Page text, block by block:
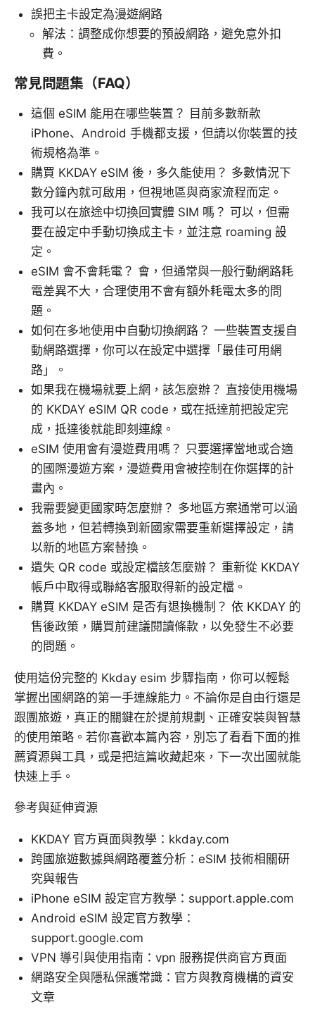
誤把主卡設定為漫遊網路
解法：調整成你想要的預設網路，避免意外扣
費。
常見問題集（FAQ）
這個 eSIM 能用在哪些裝置？ 目前多數新款
iPhone、Android 手機都支援，但請以你裝置的技
術規格為準。
購買 KKDAY eSIM 後，多久能使用？ 多數情況下
數分鐘內就可啟用，但視地區與商家流程而定。
我可以在旅途中切換回實體 SIM 嗎？ 可以，但需
要在設定中手動切換成主卡，並注意 roaming 設
定。
eSIM 會不會耗電？ 會，但通常與一般行動網路耗
電差異不大，合理使用不會有額外耗電太多的問
題。
如何在多地使用中自動切換網路？ 一些裝置支援自
動網路選擇，你可以在設定中選擇「最佳可用網
路」。
如果我在機場就要上網，該怎麼辦？ 直接使用機場
的 KKDAY eSIM QR code，或在抵達前把設定完
成，抵達後就能即刻連線。
eSIM 使用會有漫遊費用嗎？ 只要選擇當地或合適
的國際漫遊方案，漫遊費用會被控制在你選擇的計
畫內。
我需要變更國家時怎麼辦？ 多地區方案通常可以涵
蓋多地，但若轉換到新國家需要重新選擇設定，請
以新的地區方案替換。
遺失 QR code 或設定檔該怎麼辦？ 重新從 KKDAY
帳戶中取得或聯絡客服取得新的設定檔。
購買 KKDAY eSIM 是否有退換機制？ 依 KKDAY 的
售後政策，購買前建議閱讀條款，以免發生不必要
的問題。
使用這份完整的 Kkday esim 步驟指南，你可以輕鬆
掌握出國網路的第一手連線能力。不論你是自由行還是
跟團旅遊，真正的關鍵在於提前規劃、正確安裝與智慧
的使用策略。若你喜歡本篇內容，別忘了看看下面的推
薦資源與工具，或是把這篇收藏起來，下一次出國就能
快速上手。
參考與延伸資源
KKDAY 官方頁面與教學：kkday.com
跨國旅遊數據與網路覆蓋分析：eSIM 技術相關研
究與報告
iPhone eSIM 設定官方教學：support.apple.com
Android eSIM 設定官方教學：
support.google.com
VPN 導引與使用指南：vpn 服務提供商官方頁面
網路安全與隱私保護常識：官方與教育機構的資安
文章